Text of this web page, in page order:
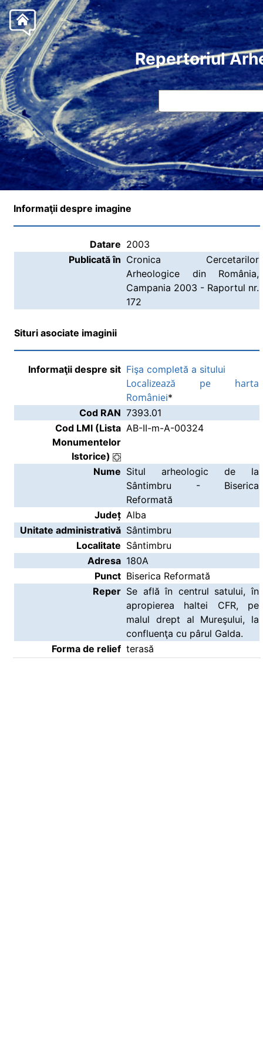
Repertoriul
Informaţii despre imagine
Datare 2003
Publicată în Cronica Cercetarilor
Arheologice din România,
Campania 2003 - Raportul nr.
172
Situri asociate imaginii
Informaţii despre sit Fişa completă a sitului
Localizează pe harta
României*
Cod RAN 7393.01
Cod LMI (Lista
Monumentelor
Istorice)
AB-II-m-A-00324
Nume Situl arheologic de la
Sântimbru - Biserica
Reformată
Județ Alba
Unitate administrativă Sântimbru
Localitate Sântimbru
Adresa 180A
Punct Biserica Reformată
Reper Se află în centrul satului, în
apropierea haltei CFR, pe
malul drept al Mureşului, la
confluenţa cu pârul Galda.
Forma de relief terasă